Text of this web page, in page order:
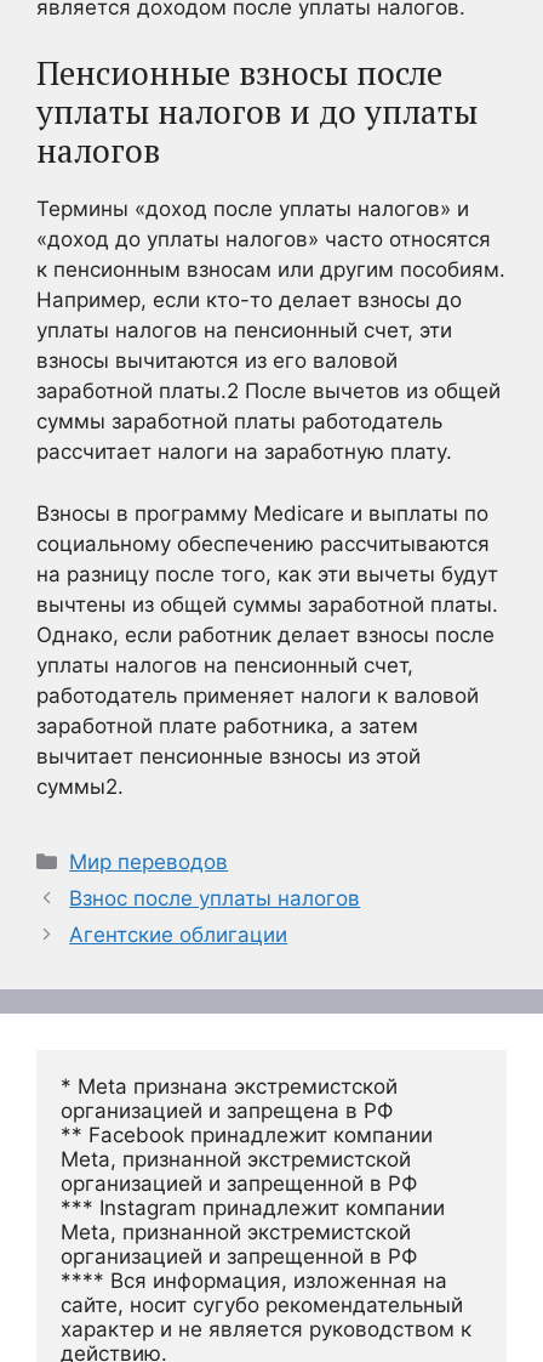
является доходом после уплаты налогов.
Пенсионные взносы после
уплаты налогов и до уплаты
налогов
Термины «доход после уплаты налогов» и
«доход до уплаты налогов» часто относятся
к пенсионным взносам или другим пособиям.
Например, если кто-то делает взносы до
уплаты налогов на пенсионный счет, эти
взносы вычитаются из его валовой
заработной платы.2 После вычетов из общей
суммы заработной платы работодатель
рассчитает налоги на заработную плату.
Взносы в программу Medicare и выплаты по
социальному обеспечению рассчитываются
на разницу после того, как эти вычеты будут
вычтены из общей суммы заработной платы.
Однако, если работник делает взносы после
уплаты налогов на пенсионный счет,
работодатель применяет налоги к валовой
заработной плате работника, а затем
вычитает пенсионные взносы из этой
суммы2.
Рубрики
Мир переводов
Взнос после уплаты налогов
Агентские облигации
* Meta признана экстремистской
организацией и запрещена в РФ
** Facebook принадлежит компании
Meta, признанной экстремистской
организацией и запрещенной в РФ
*** Instagram принадлежит компании
Meta, признанной экстремистской
организацией и запрещенной в РФ
**** Вся информация, изложенная на
сайте, носит сугубо рекомендательный
характер и не является руководством к
действию.